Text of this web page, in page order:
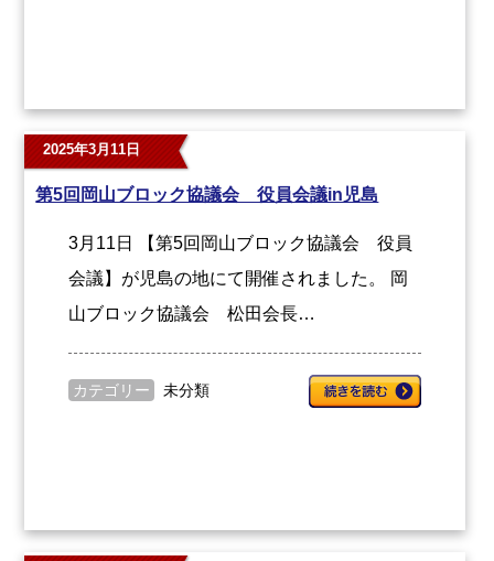
2025年3月11日
第5回岡山ブロック協議会 役員会議in児島
3月11日 【第5回岡山ブロック協議会 役員
会議】が児島の地にて開催されました。 岡
山ブロック協議会 松田会長…
カテゴリー 未分類